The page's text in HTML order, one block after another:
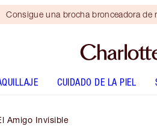
Consigue una brocha bronceadora de
CUIDADO DE LA PIEL
Amigo Invisible